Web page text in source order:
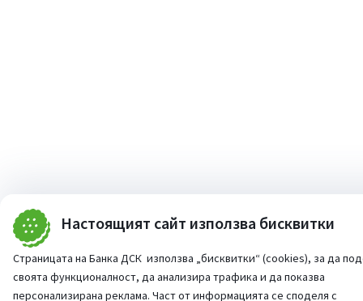
Настоящият сайт използва бисквитки
Страницата на Банка ДСК използва „бисквитки“ (cookies), за да
своята функционалност, да анализира трафика и да показва
персонализирана реклама. Част от информацията се споделя с